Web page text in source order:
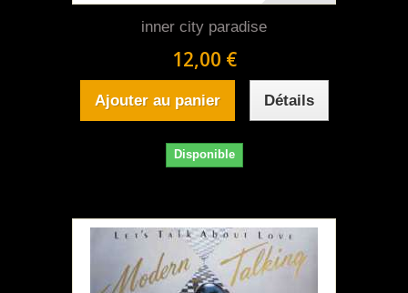
inner city paradise
12,00 €
Ajouter au panier Détails
Disponible